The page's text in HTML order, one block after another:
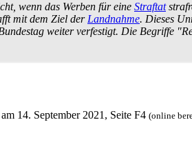
wenn das Werben für eine Straftat
mit dem Ziel der Landnahme. Dieses
weiter verfestigt. Die Begriffe
14. September 2021, Seite F4 (online